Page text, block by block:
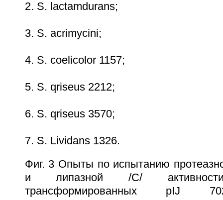
2. S. lactamdurans;
3. S. acrimycini;
4. S. coelicolor 1157;
5. S. qriseus 2212;
6. S. qriseus 3570;
7. S. Lividans 1326.
Фиг. 3 Опыты по испытанию
и липазной /C/
трансформированных